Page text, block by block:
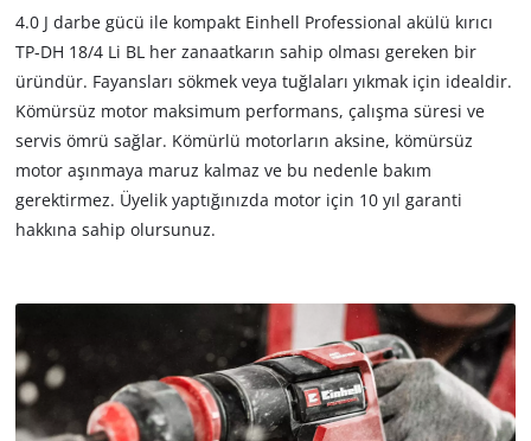
due
to
trackers
that
are
disclosed
to
the
website
owner
needs
to
setup
the
4.0 J darbe gücü ile kompakt Einhell Professional akülü kırıcı
TP-DH 18/4 Li BL her zanaatkarın sahip olması gereken bir
üründür. Fayansları sökmek veya tuğlaları yıkmak için idealdir.
Kömürsüz motor maksimum performans, çalışma süresi ve
servis ömrü sağlar. Kömürlü motorların aksine, kömürsüz
motor aşınmaya maruz kalmaz ve bu nedenle bakım
gerektirmez. Üyelik yaptığınızda motor için 10 yıl garanti
hakkına sahip olursunuz.